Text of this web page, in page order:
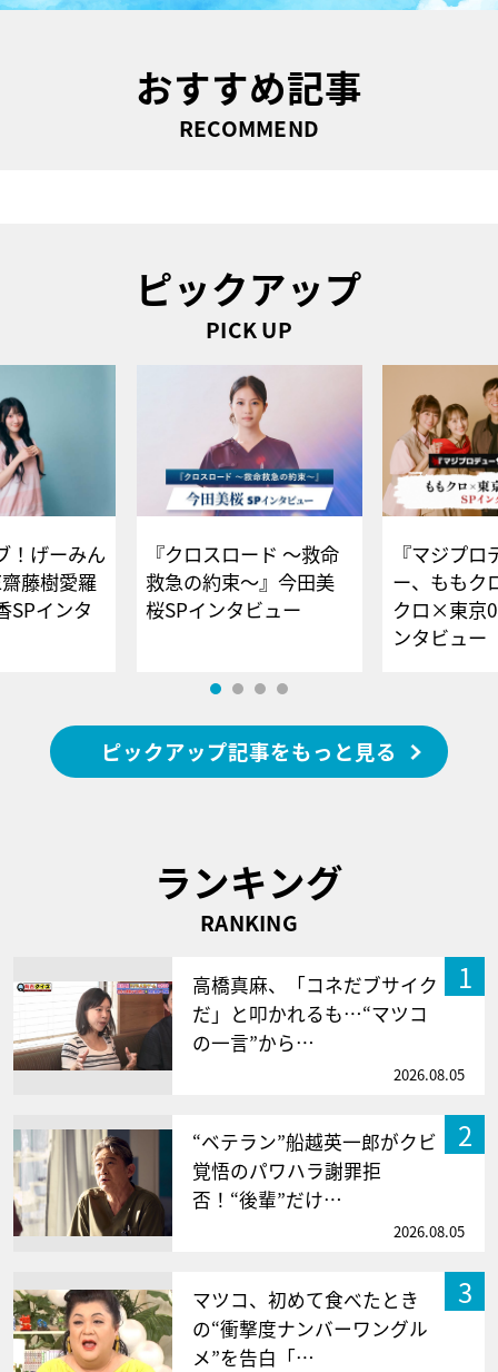
おすすめ記事
RECOMMEND
ピックアップ
PICK UP
！げーみん
藤樹愛羅
SPインタ
『クロスロード ～救命
救急の約束～』今田美
桜SPインタビュー
『マジプロ
ー、ももク
クロ×東京
ンタビュー
ピックアップ記事をもっと見る
ランキング
RANKING
1
高橋真麻、「コネだブサイク
だ」と叩かれるも…“マツコ
の一言”から…
2026.08.05
2
“ベテラン”船越英一郎がクビ
覚悟のパワハラ謝罪拒
否！“後輩”だけ…
2026.08.05
3
マツコ、初めて食べたとき
の“衝撃度ナンバーワングル
メ”を告白「…